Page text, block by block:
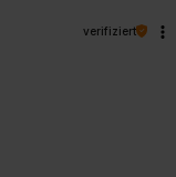
verifiziert